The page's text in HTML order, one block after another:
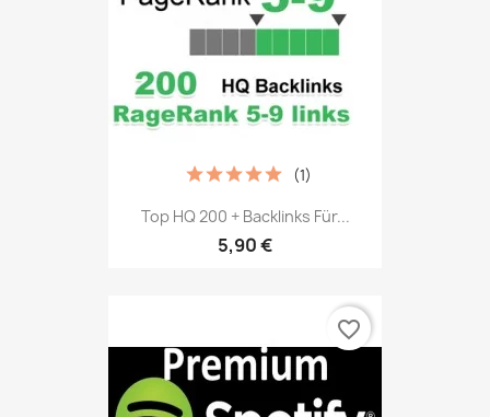
Top HQ 200 + Backlinks Für...
5,90 €
(1)
favorite_border